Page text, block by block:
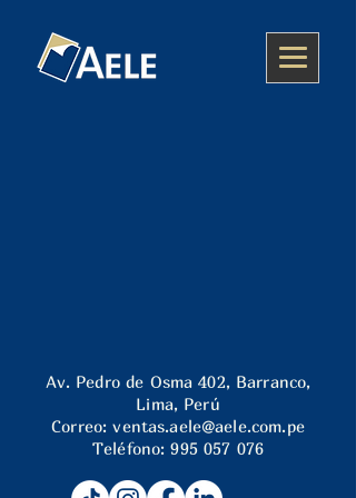
Av. Pedro de Osma 402, Barranco,
Lima, Perú
Correo:ventas.aele@aele.com.pe
Teléfono:995 057 076